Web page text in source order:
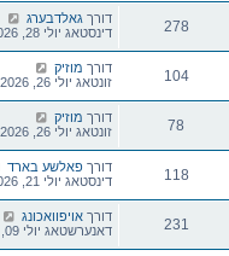
278 דורך גאלדבערג
דינסטאג יולי 28, 2026 12:23 pm
104 דורך מוזיק
זונטאג יולי 26, 2026 5:26 pm
78 דורך מוזיק
זונטאג יולי 26, 2026 5:26 pm
118 דורך פאלשע בארד
דינסטאג יולי 21, 2026 3:21 pm
231 דורך אויפוואכונג
דאנערשטאג יולי 09, 2026 3:54 pm